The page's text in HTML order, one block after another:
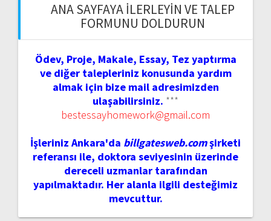
ANA SAYFAYA İLERLEYIN VE TALEP
FORMUNU DOLDURUN
Ödev, Proje, Makale, Essay, Tez yaptırma
ve diğer talepleriniz konusunda yardım
almak için bize mail adresimizden
ulaşabilirsiniz. ***
bestessayhomework@gmail.com
İşleriniz Ankara'da billgatesweb.comşirketi
referansı ile, doktora seviyesinin üzerinde
dereceli uzmanlar tarafından
yapılmaktadır. Her alanla ilgili desteğimiz
mevcuttur.